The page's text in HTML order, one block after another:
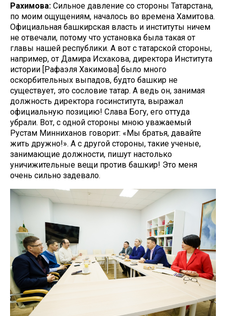
Рахимова: Сильное давление со стороны Татарстана,
по моим ощущениям, началось во времена Хамитова.
Официальная башкирская власть и институты ничем
не отвечали, потому что установка была такая от
главы нашей республики. А вот с татарской стороны,
например, от Дамира Исхакова, директора Института
истории [Рафаэля Хакимова] было много
оскорбительных выпадов, будто башкир не
существует, это сословие татар. А ведь он, занимая
должность директора госинститута, выражал
официальную позицию! Слава Богу, его оттуда
убрали. Вот, с одной стороны мною уважаемый
Рустам Минниханов говорит: «Мы братья, давайте
жить дружно!». А с другой стороны, такие ученые,
занимающие должности, пишут настолько
уничижительные вещи против башкир! Это меня
очень сильно задевало.